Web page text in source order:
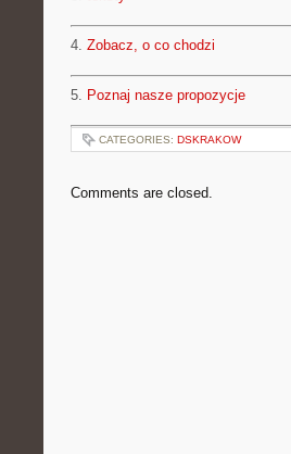
4. Zobacz, o co chodzi
5. Poznaj nasze propozycje
CATEGORIES: DSKRAKOW
Comments are closed.